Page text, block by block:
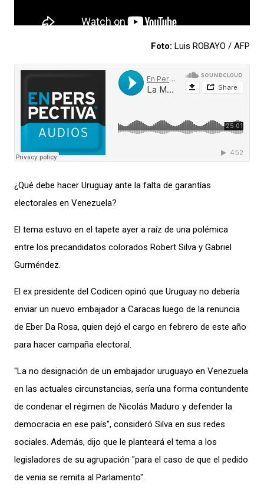
Foto: Luis ROBAYO / AFP
¿Qué debe hacer Uruguay ante la falta de garantías
electorales en Venezuela?
El tema estuvo en el tapete ayer a raíz de una polémica
entre los precandidatos colorados Robert Silva y Gabriel
Gurméndez.
El ex presidente del Codicen opinó que Uruguay no debería
enviar un nuevo embajador a Caracas luego de la renuncia
de Eber Da Rosa, quien dejó el cargo en febrero de este año
para hacer campaña electoral.
"La no designación de un embajador uruguayo en Venezuela
en las actuales circunstancias, sería una forma contundente
de condenar el régimen de Nicolás Maduro y defender la
democracia en ese país", consideró Silva en sus redes
sociales. Además, dijo que le planteará el tema a los
legisladores de su agrupación "para el caso de que el pedido
de venia se remita al Parlamento".